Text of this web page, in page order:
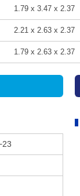
1.79 x 3.47 x 2.37
2.21 x 2.63 x 2.37
1.79 x 2.63 x 2.37